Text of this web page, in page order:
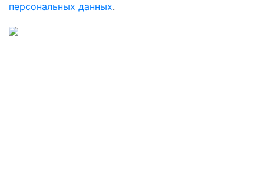
персональных данных.